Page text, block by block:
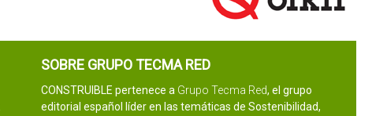
SOBRE GRUPO TECMA RED
CONSTRUIBLE pertenece a Grupo Tecma Red, el grupo
editorial español líder en las temáticas de Sostenibilidad,